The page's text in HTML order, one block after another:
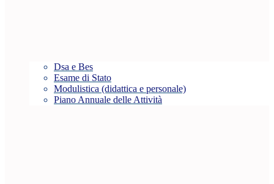
Dsa e Bes
Esame di Stato
Modulistica (didattica e personale)
Piano Annuale delle Attività